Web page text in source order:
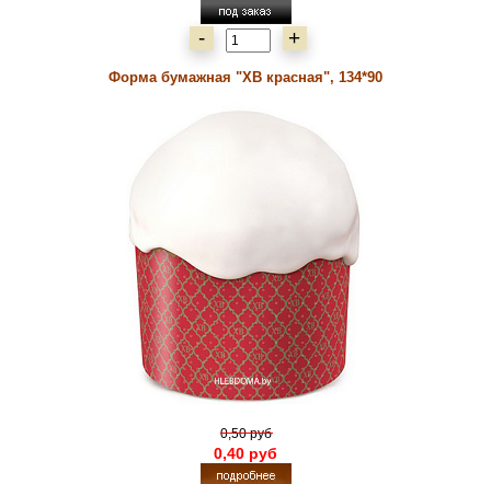
- +
Форма бумажная "ХВ красная", 134*90
0,50 руб
0,40 руб